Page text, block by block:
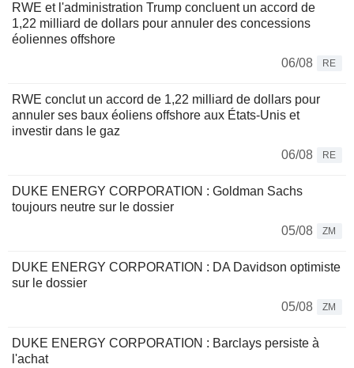
RWE et l'administration Trump concluent un accord de
1,22 milliard de dollars pour annuler des concessions
éoliennes offshore
06/08
RE
RWE conclut un accord de 1,22 milliard de dollars pour
annuler ses baux éoliens offshore aux États-Unis et
investir dans le gaz
06/08
RE
DUKE ENERGY CORPORATION : Goldman Sachs
toujours neutre sur le dossier
05/08
ZM
DUKE ENERGY CORPORATION : DA Davidson optimiste
sur le dossier
05/08
ZM
DUKE ENERGY CORPORATION : Barclays persiste à
l'achat